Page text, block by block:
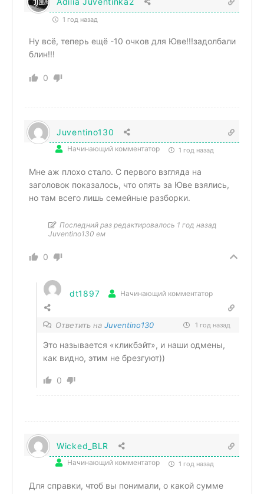
1 год назад
Ну всё, теперь ещё -10 очков для Юве!!!задолбали
блин!!!
0
Juventino130
Начинающий комментатор 1 год назад
Мне аж плохо стало. С первого взгляда на
заголовок показалось, что опять за Юве взялись,
но там всего лишь семейные разборки.
Последний раз редактировалось 1 год назад
Juventino130 ем
0
dt1897 Начинающий комментатор
Ответить на Juventino130 1 год назад
Это называется «кликбэйт», и наши одмены,
как видно, этим не брезгуют))
0
Wicked_BLR
Начинающий комментатор 1 год назад
Для справки, чтоб вы понимали, о какой сумме